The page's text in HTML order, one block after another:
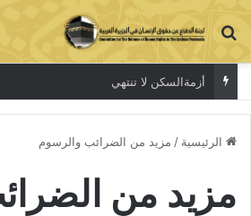
بحث عن
أزمةالسكن لا تنتهي
الرئيسية / مزيد من الضرائب والرسوم
مزيد من